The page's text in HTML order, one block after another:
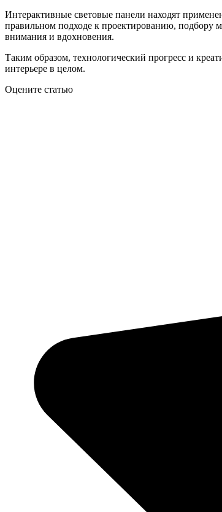
Интерактивные световые панели находят
правильном подходе к проектированию, подбору
внимания и вдохновения.
Таким образом, технологический прогресс и
интерьере в целом.
Оцените статью